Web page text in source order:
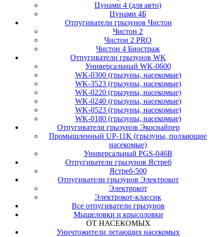
Цунами 4 (для авто)
Цунами 4Б
Отпугиватели грызунов Чистон
Чистон 2
Чистон 2 PRO
Чистон 4 Биостраж
Отпугиватели грызунов WK
Универсальный WK-0600
WK-0300 (грызуны, насекомые)
WK-3523 (грызуны, насекомые)
WK-0220 (грызуны, насекомые)
WK-0240 (грызуны, насекомые)
WK-0523 (грызуны, насекомые)
WK-0180 (грызуны, насекомые)
Отпугиватели грызунов Экоснайпер
Промышленный UP-11K (грызуны, ползающие
насекомые)
Универсальный PGS-046B
Отпугиватели грызунов Ястреб
Ястреб-500
Отпугиватели грызунов Электрокот
Электрокот
Электрокот-классик
Все отпугиватели грызунов
Мышеловки и крысоловки
ОТ НАСЕКОМЫХ
Уничтожители летающих насекомых